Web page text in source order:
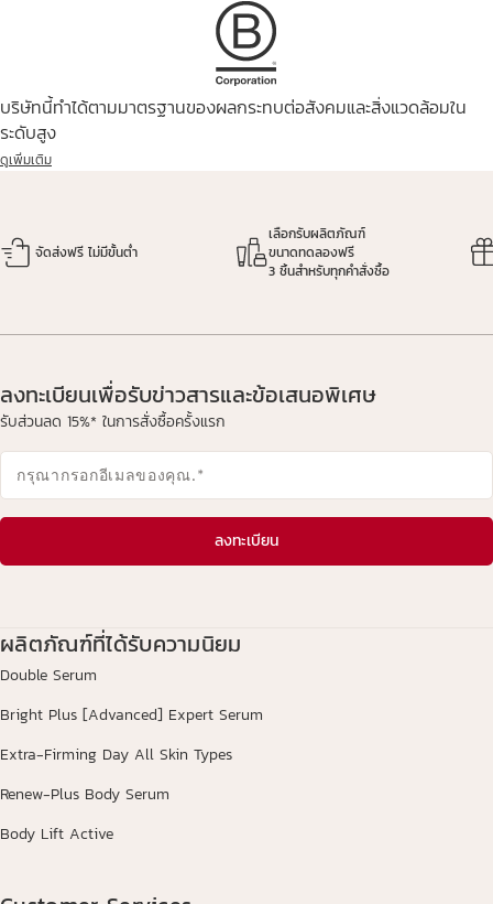
บริษัทนี้ทำได้ตามมาตรฐานของผลกระทบต่อสังคมและสิ่งแวดล้อมใน
ระดับสูง
ดูเพิ่มเติม
จัดส่งฟรี ไม่มีขั้นต่ำ
เลือกรับผลิตภัณฑ์
ขนาดทดลองฟรี
3 ชิ้นสำหรับทุกคำสั่งซื้อ
ลงทะเบียนเพื่อรับข่าวสารและข้อเสนอพิเศษ
รับส่วนลด 15%* ในการสั่งซื้อครั้งแรก
กรุณากรอกอีเมลของคุณ.*
ลงทะเบียน
ผลิตภัณฑ์ที่ได้รับความนิยม
Double Serum
Bright Plus [Advanced] Expert Serum
Extra-Firming Day All Skin Types
Renew-Plus Body Serum
Body Lift Active